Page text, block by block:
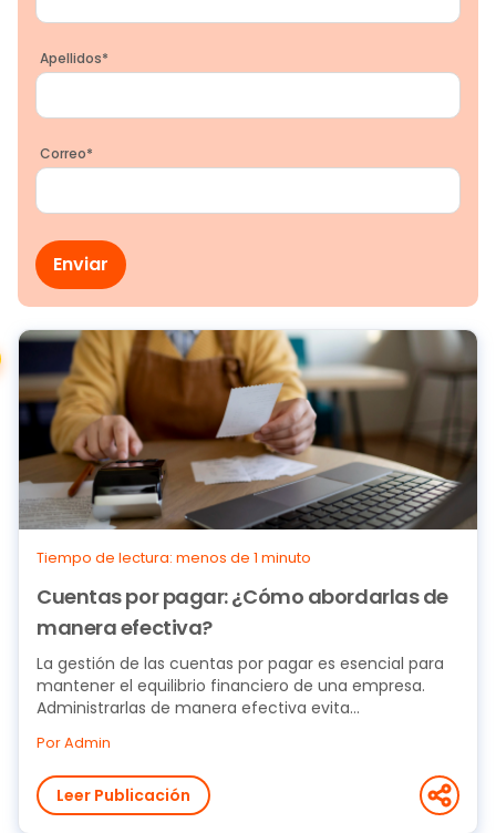
Apellidos*
Correo*
Tiempo de lectura: menos de 1 minuto
Cuentas por pagar: ¿Cómo abordarlas de
manera efectiva?
La gestión de las cuentas por pagar es esencial para
mantener el equilibrio financiero de una empresa.
Administrarlas de manera efectiva evita...
Por Admin
Leer Publicación